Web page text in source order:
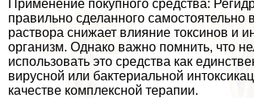
Применение покупного средства:
правильно сделанного самостоятельно
раствора снижает влияние токсинов и
организм. Однако важно помнить, что
использовать это средства как
вирусной или бактериальной
качестве комплексной терапии.